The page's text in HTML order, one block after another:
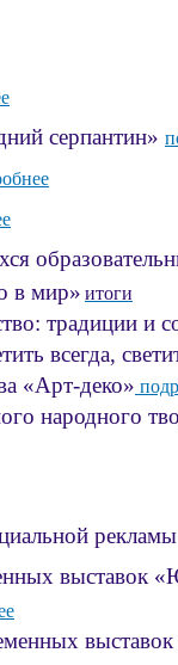
серпантин»
в мир» итоги
традиции и
всегда,
«Арт-деко»
народного
рекламы
выставок